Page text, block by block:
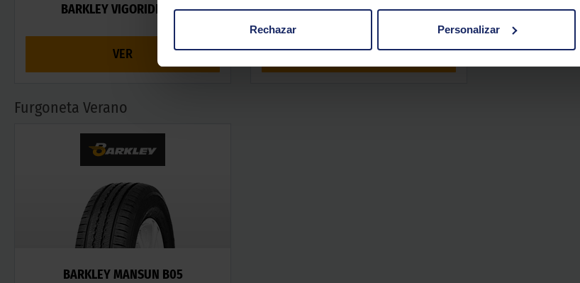
Rechazar Personalizar
BARKLEY VIGORIDE SUV
VER
BARKLEY ENDEAVOR +
VER
Furgoneta Verano
BARKLEY MANSUN B05